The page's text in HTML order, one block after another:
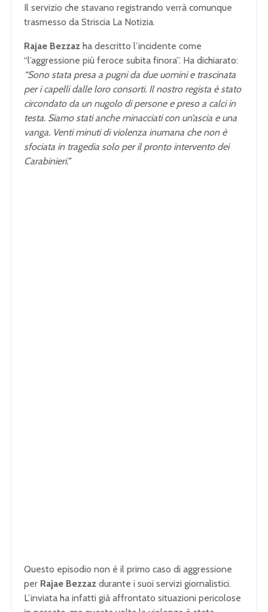
Il servizio che stavano registrando verrà comunque
trasmesso da Striscia La Notizia.
Rajae Bezzaz ha descritto l’incidente come
“l’aggressione più feroce subita finora”. Ha dichiarato:
“Sono stata presa a pugni da due uomini e trascinata
per i capelli dalle loro consorti. Il nostro regista è stato
circondato da un nugolo di persone e preso a calci in
testa. Siamo stati anche minacciati con un’ascia e una
vanga. Venti minuti di violenza inumana che non è
sfociata in tragedia solo per il pronto intervento dei
Carabinieri.”
Questo episodio non è il primo caso di aggressione
per Rajae Bezzaz durante i suoi servizi giornalistici.
L’inviata ha infatti già affrontato situazioni pericolose